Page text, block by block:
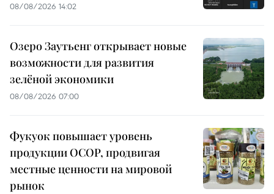
08/08/2026 14:02
Озеро Заутьенг открывает новые
возможности для развития
зелёной экономики
08/08/2026 07:00
Фукуок повышает уровень
продукции OCOP, продвигая
местные ценности на мировой
рынок